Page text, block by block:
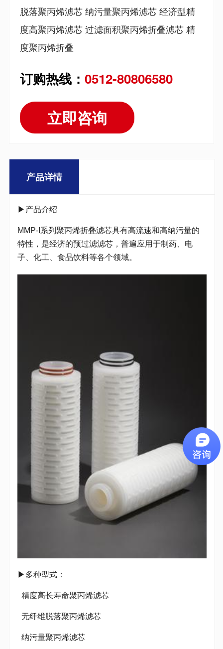
脱落聚丙烯滤芯 纳污量聚丙烯滤芯 经济型精
度高聚丙烯滤芯 过滤面积聚丙烯折叠滤芯 精
度聚丙烯折叠
订购热线： 0512-80806580
立即咨询
产品详情
▶产品介绍
MMP-I系列聚丙烯折叠滤芯具有高流速和高纳污量的
特性，是经济的预过滤滤芯，普遍应用于制药、电
子、化工、食品饮料等各个领域。
▶多种型式：
精度高长寿命聚丙烯滤芯
无纤维脱落聚丙烯滤芯
纳污量聚丙烯滤芯